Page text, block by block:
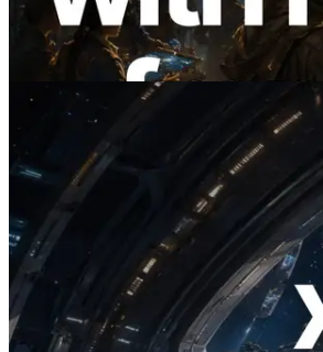
Information API 同步上线
阅读此文章
2026.07.04